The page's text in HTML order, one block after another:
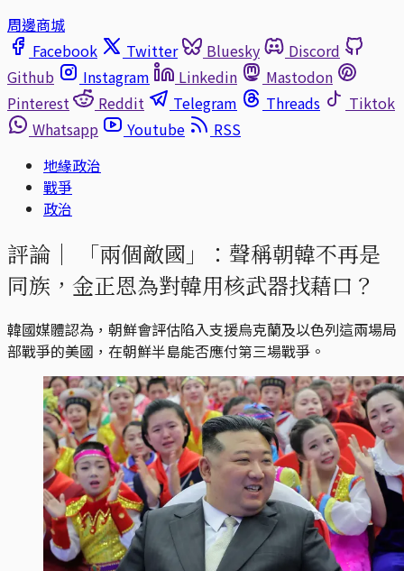
周邊商城
Facebook
Twitter Bluesky
Discord
Github
Instagram Linkedin
Mastodon
Pinterest
Reddit Telegram Threads
Tiktok
Whatsapp
Youtube
RSS
地緣政治
戰爭
政治
評論｜
「兩個敵國」：聲稱朝韓不再是
同族，金正恩為對韓用核武器找藉口？
韓國媒體認為，朝鮮會評估陷入支援烏克蘭及以色列這兩場局
部戰爭的美國，在朝鮮半島能否應付第三場戰爭。